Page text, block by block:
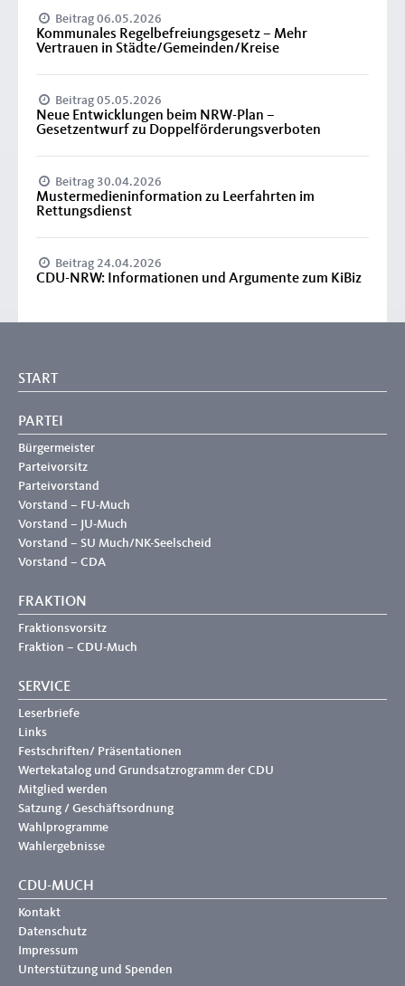
Beitrag 06.05.2026
Kommunales Regelbefreiungsgesetz – Mehr
Vertrauen in Städte/Gemeinden/Kreise
Beitrag 05.05.2026
Neue Entwicklungen beim NRW-Plan –
Gesetzentwurf zu Doppelförderungsverboten
Beitrag 30.04.2026
Mustermedieninformation zu Leerfahrten im
Rettungsdienst
Beitrag 24.04.2026
CDU-NRW: Informationen und Argumente zum KiBiz
START
PARTEI
Bürgermeister
Parteivorsitz
Parteivorstand
Vorstand – FU-Much
Vorstand – JU-Much
Vorstand – SU Much/NK-Seelscheid
Vorstand – CDA
FRAKTION
Fraktionsvorsitz
Fraktion – CDU-Much
SERVICE
Leserbriefe
Links
Festschriften/ Präsentationen
Wertekatalog und Grundsatzrogramm der CDU
Mitglied werden
Satzung / Geschäftsordnung
Wahlprogramme
Wahlergebnisse
CDU-MUCH
Kontakt
Datenschutz
Impressum
Unterstützung und Spenden